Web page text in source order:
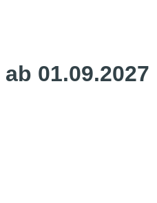
01.09.2027